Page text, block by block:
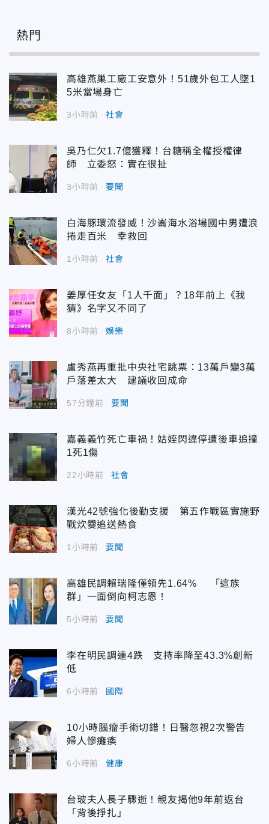
熱門
高雄燕巢工廠工安意外！51歲外包工人墜1
5米當場身亡
3小時前 社會
吳乃仁欠1.7億獲釋！台糖稱全權授權律
師 立委怒：實在很扯
3小時前 要聞
白海豚環流發威！沙崙海水浴場國中男遭浪
捲走百米 幸救回
1小時前 社會
姜厚任女友「1人千面」？18年前上《我
猜》名字又不同了
8小時前 娛樂
盧秀燕再重批中央社宅跳票：13萬戶變3萬
戶落差太大 建議收回成命
57分鐘前 要聞
嘉義義竹死亡車禍！姑姪閃違停遭後車追撞
1死1傷
22小時前 社會
漢光42號強化後勤支援 第五作戰區實施野
戰炊爨追送熱食
1小時前 要聞
高雄民調賴瑞隆僅領先1.64% 「這族
群」一面倒向柯志恩！
5小時前 要聞
李在明民調連4跌 支持率降至43.3%創新
低
6小時前 國際
10小時腦瘤手術切錯！日醫忽視2次警告
婦人慘癱瘓
6小時前 健康
台玻夫人長子驟逝！親友揭他9年前返台
「背後掙扎」